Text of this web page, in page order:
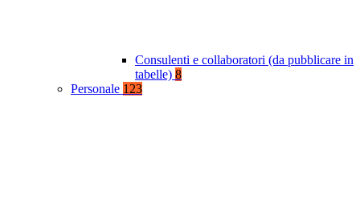
Consulenti e collaboratori (da pubblicare in
tabelle) 8
Personale 123